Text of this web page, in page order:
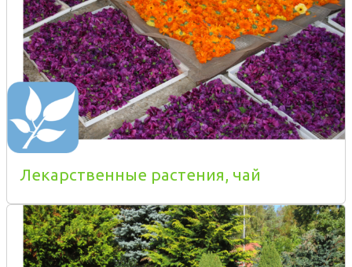
Лекарственные растения, чай